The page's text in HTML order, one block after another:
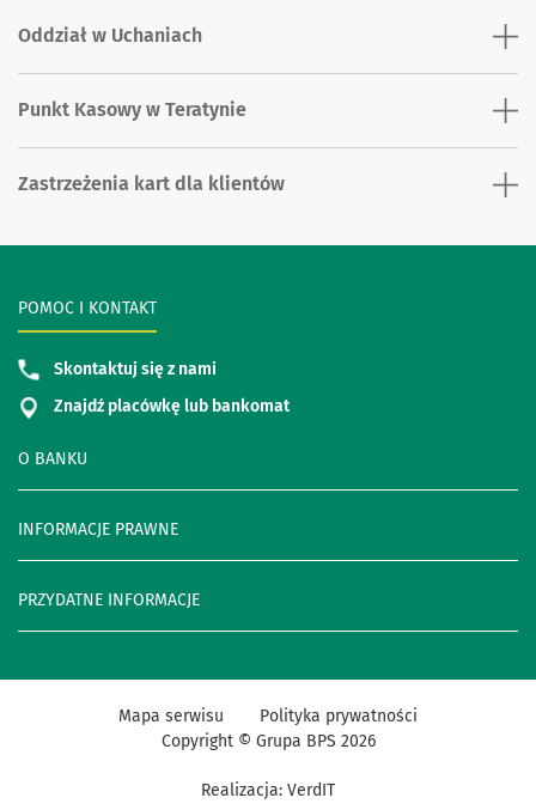
Oddział w Uchaniach
Punkt Kasowy w Teratynie
Zastrzeżenia kart dla klientów
O BANKU
INFORMACJE PRAWNE
PRZYDATNE INFORMACJE
POMOC I KONTAKT
Skontaktuj się z nami
Znajdź placówkę lub bankomat
Realizacja: VerdIT
Mapa serwisu
Polityka prywatności
Copyright © Grupa BPS 2026